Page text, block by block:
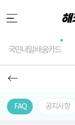
국민내일배움카드
FAQ 공지사항